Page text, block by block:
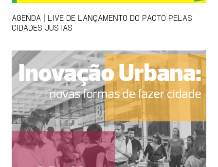
AGENDA | LIVE DE LANÇAMENTO DO PACTO PELAS
CIDADES JUSTAS